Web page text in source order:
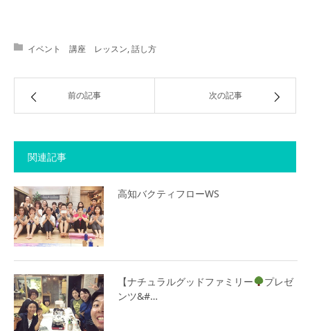
イベント 講座 レッスン,話し方
前の記事 次の記事
関連記事
高知バクティフローWS
【ナチュラルグッドファミリー
プレゼ
ンツ&#…